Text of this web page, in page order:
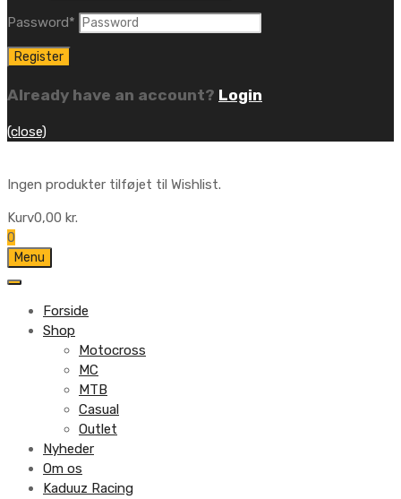
Password*
Already have an account? Login
(close)
Ingen produkter tilføjet til Wishlist.
Kurv0,00 kr.
0
Menu
Forside
Shop
Motocross
MC
MTB
Casual
Outlet
Nyheder
Om os
Kaduuz Racing